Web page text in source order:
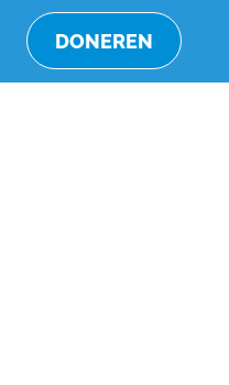
DONEREN